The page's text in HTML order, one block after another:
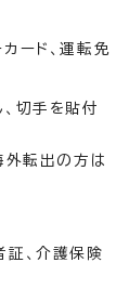
ード、運転免
切手を貼付
外転出の方は
証、介護保険